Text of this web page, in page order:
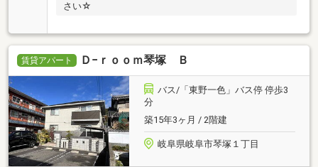
さい☆
賃貸アパート Ｄ−ｒｏｏｍ琴塚 Ｂ
バス/「東野一色」バス停 停歩3
分
築15年3ヶ月 / 2階建
岐阜県岐阜市琴塚１丁目